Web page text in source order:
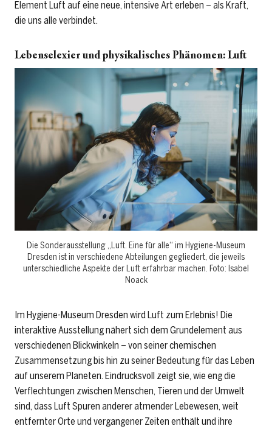
Element Luft auf eine neue, intensive Art erleben – als Kraft,
die uns alle verbindet.
Lebenselexier und physikalisches Phänomen: Luft
Die Sonderausstellung „Luft. Eine für alle“ im Hygiene-Museum
Dresden ist in verschiedene Abteilungen gegliedert, die jeweils
unterschiedliche Aspekte der Luft erfahrbar machen. Foto: Isabel
Noack
Im Hygiene-Museum Dresden wird Luft zum Erlebnis! Die
interaktive Ausstellung nähert sich dem Grundelement aus
verschiedenen Blickwinkeln – von seiner chemischen
Zusammensetzung bis hin zu seiner Bedeutung für das Leben
auf unserem Planeten. Eindrucksvoll zeigt sie, wie eng die
Verflechtungen zwischen Menschen, Tieren und der Umwelt
sind, dass Luft Spuren anderer atmender Lebewesen, weit
entfernter Orte und vergangener Zeiten enthält und ihre